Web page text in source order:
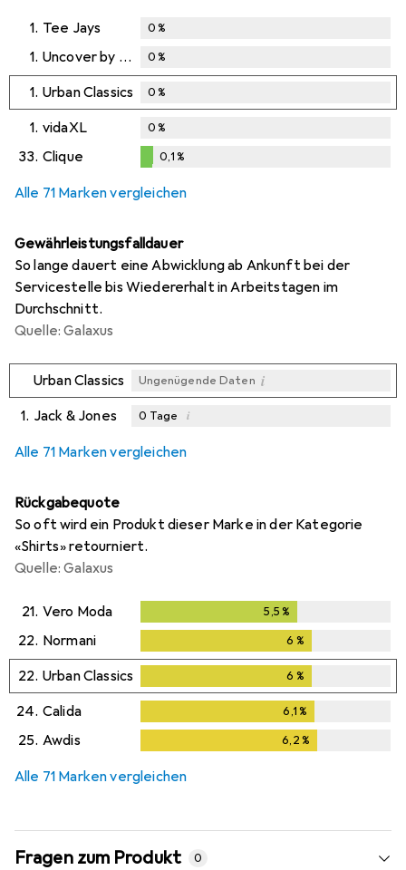
1. Tee Jays 0%
1. Uncover by Schiesser 0%
1. Urban Classics 0%
1. vidaXL 0%
33. Clique 0,1%
Alle 71 Marken vergleichen
Gewährleistungsfalldauer
So lange dauert eine Abwicklung ab Ankunft bei der
Servicestelle bis Wiedererhalt in Arbeitstagen im
Durchschnitt.
Quelle: Galaxus
Urban Classics Ungenügende Daten i
1. Jack & Jones 0 Tage i
Alle 71 Marken vergleichen
Rückgabequote
So oft wird ein Produkt dieser Marke in der Kategorie
«Shirts» retourniert.
Quelle: Galaxus
21. Vero Moda 5,5 %
22. Normani 6 %
22. Urban Classics 6 %
24. Calida 6,1%
25. Awdis 6,2%
Alle 71 Marken vergleichen
Fragen zum Produkt 0